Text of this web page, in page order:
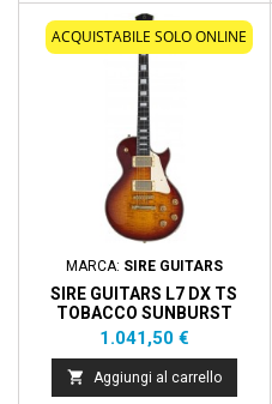
ACQUISTABILE SOLO ONLINE
MARCA: SIRE GUITARS
SIRE GUITARS L7 DX TS
TOBACCO SUNBURST
Prezzo
1.041,50 €
 Aggiungi al carrello